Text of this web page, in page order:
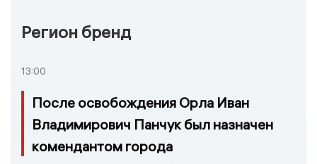
Регион бренд
13:00
После освобождения Орла Иван
Владимирович Панчук был назначен
комендантом города